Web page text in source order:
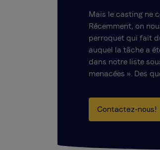
Mais le casting ne
Récemment, on
perroquet qui fait
auquel la tâche a
dans notre liste
menacées ». Des
Contactez-nous!